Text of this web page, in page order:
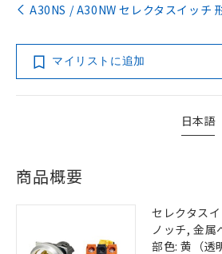
A30NS / A30NW セレクタスイッチ
マイリストに追加
日本語
商品概要
セレクタス
ノッチ, 金属
部色: 黄（透